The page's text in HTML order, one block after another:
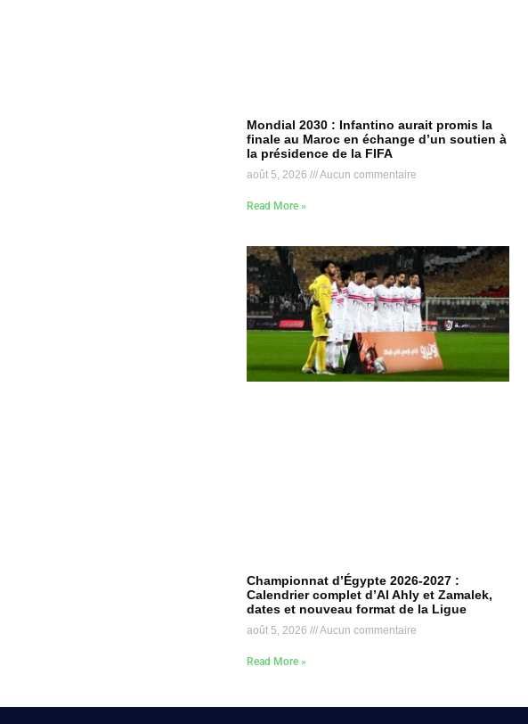
Mondial 2030 : Infantino aurait promis la
finale au Maroc en échange d’un soutien à
la présidence de la FIFA
août 5, 2026 Aucun commentaire
Read More »
Championnat d’Égypte 2026-2027 :
Calendrier complet d’Al Ahly et Zamalek,
dates et nouveau format de la Ligue
août 5, 2026 Aucun commentaire
Read More »